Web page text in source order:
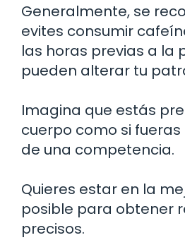
Generalmente, se
evites consumir
las horas previas a la
pueden alterar tu
Imagina que estás
cuerpo como si
de una competencia.
Quieres estar en la
posible para obtener
precisos.